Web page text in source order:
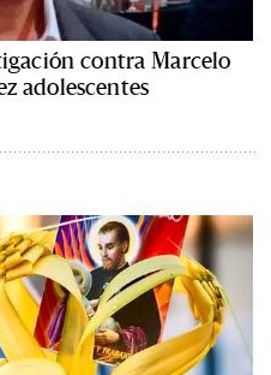
contra Marcelo
adolescentes